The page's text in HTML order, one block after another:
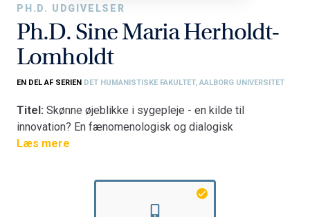
PH.D. UDGIVELSER
Ph.D. Sine Maria Herholdt-
Lomholdt
EN DEL AF SERIEN DET HUMANISTISKE FAKULTET, AALBORG UNIVERSITET
Titel: Skønne øjeblikke i sygepleje - en kilde til
innovation? En fænomenologisk og dialogisk
aktionsforskningsundersøgelse af skønne øjeblikkes
udviklings- og innovationspraksis
Institut for Kommunikation og Psykologi
Læs mere